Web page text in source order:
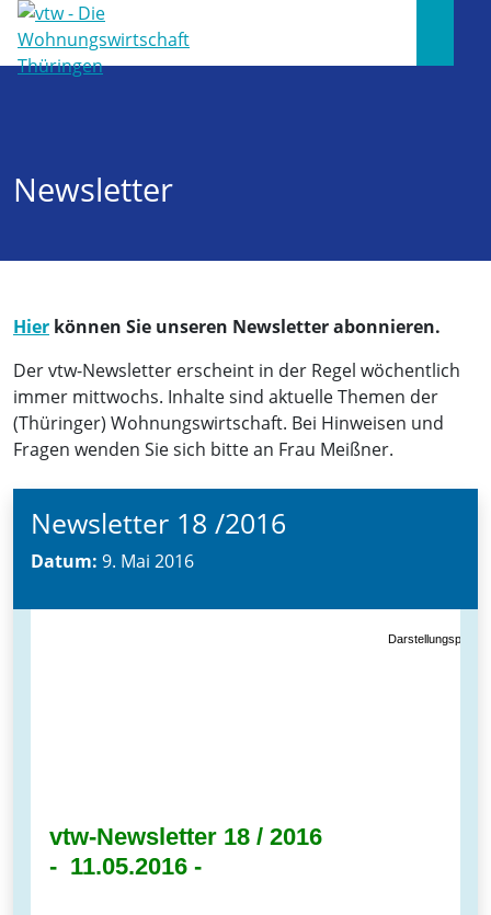
Newsletter
Hier können Sie unseren Newsletter abonnieren.
Der vtw-Newsletter erscheint in der Regel wöchentlich
immer mittwochs. Inhalte sind aktuelle Themen der
(Thüringer) Wohnungswirtschaft. Bei Hinweisen und
Fragen wenden Sie sich bitte an Frau Meißner.
Newsletter 18 /2016
Datum: 9. Mai 2016